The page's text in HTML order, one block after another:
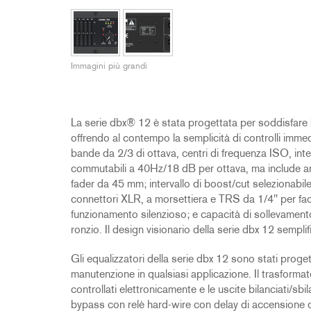
DI4
Immagini più grandi
La serie dbx® 12 è stata progettata per
offrendo al contempo la semplicità di controlli
bande da 2/3 di ottava, centri di frequenza ISO,
commutabili a 40Hz/18 dB per ottava, ma include
fader da 45 mm; intervallo di boost/cut
connettori XLR, a morsettiera e TRS da 1/4'' per
funzionamento silenzioso; e capacità di
ronzio. Il design visionario della serie dbx 12
Gli equalizzatori della serie dbx 12 sono stati
manutenzione in qualsiasi applicazione. Il
controllati elettronicamente e le uscite bilanciati/
bypass con relè hard-wire con delay di